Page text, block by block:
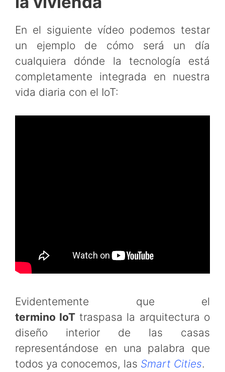
En el siguiente vídeo podemos testar
un ejemplo de cómo será un día
cualquiera dónde la tecnología está
completamente integrada en nuestra
vida diaria con el IoT:
Evidentemente que el
termino IoT traspasa la arquitectura o
diseño interior de las casas
representándose en una palabra que
todos ya conocemos, las Smart Cities.